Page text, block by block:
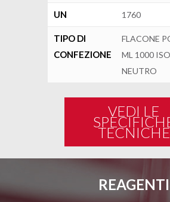
UN 1760
TIPO DI
CONFEZIONE
FLACONE
ML 1000
NEUTRO
VEDI LE
TECNICHE
REAGENTI